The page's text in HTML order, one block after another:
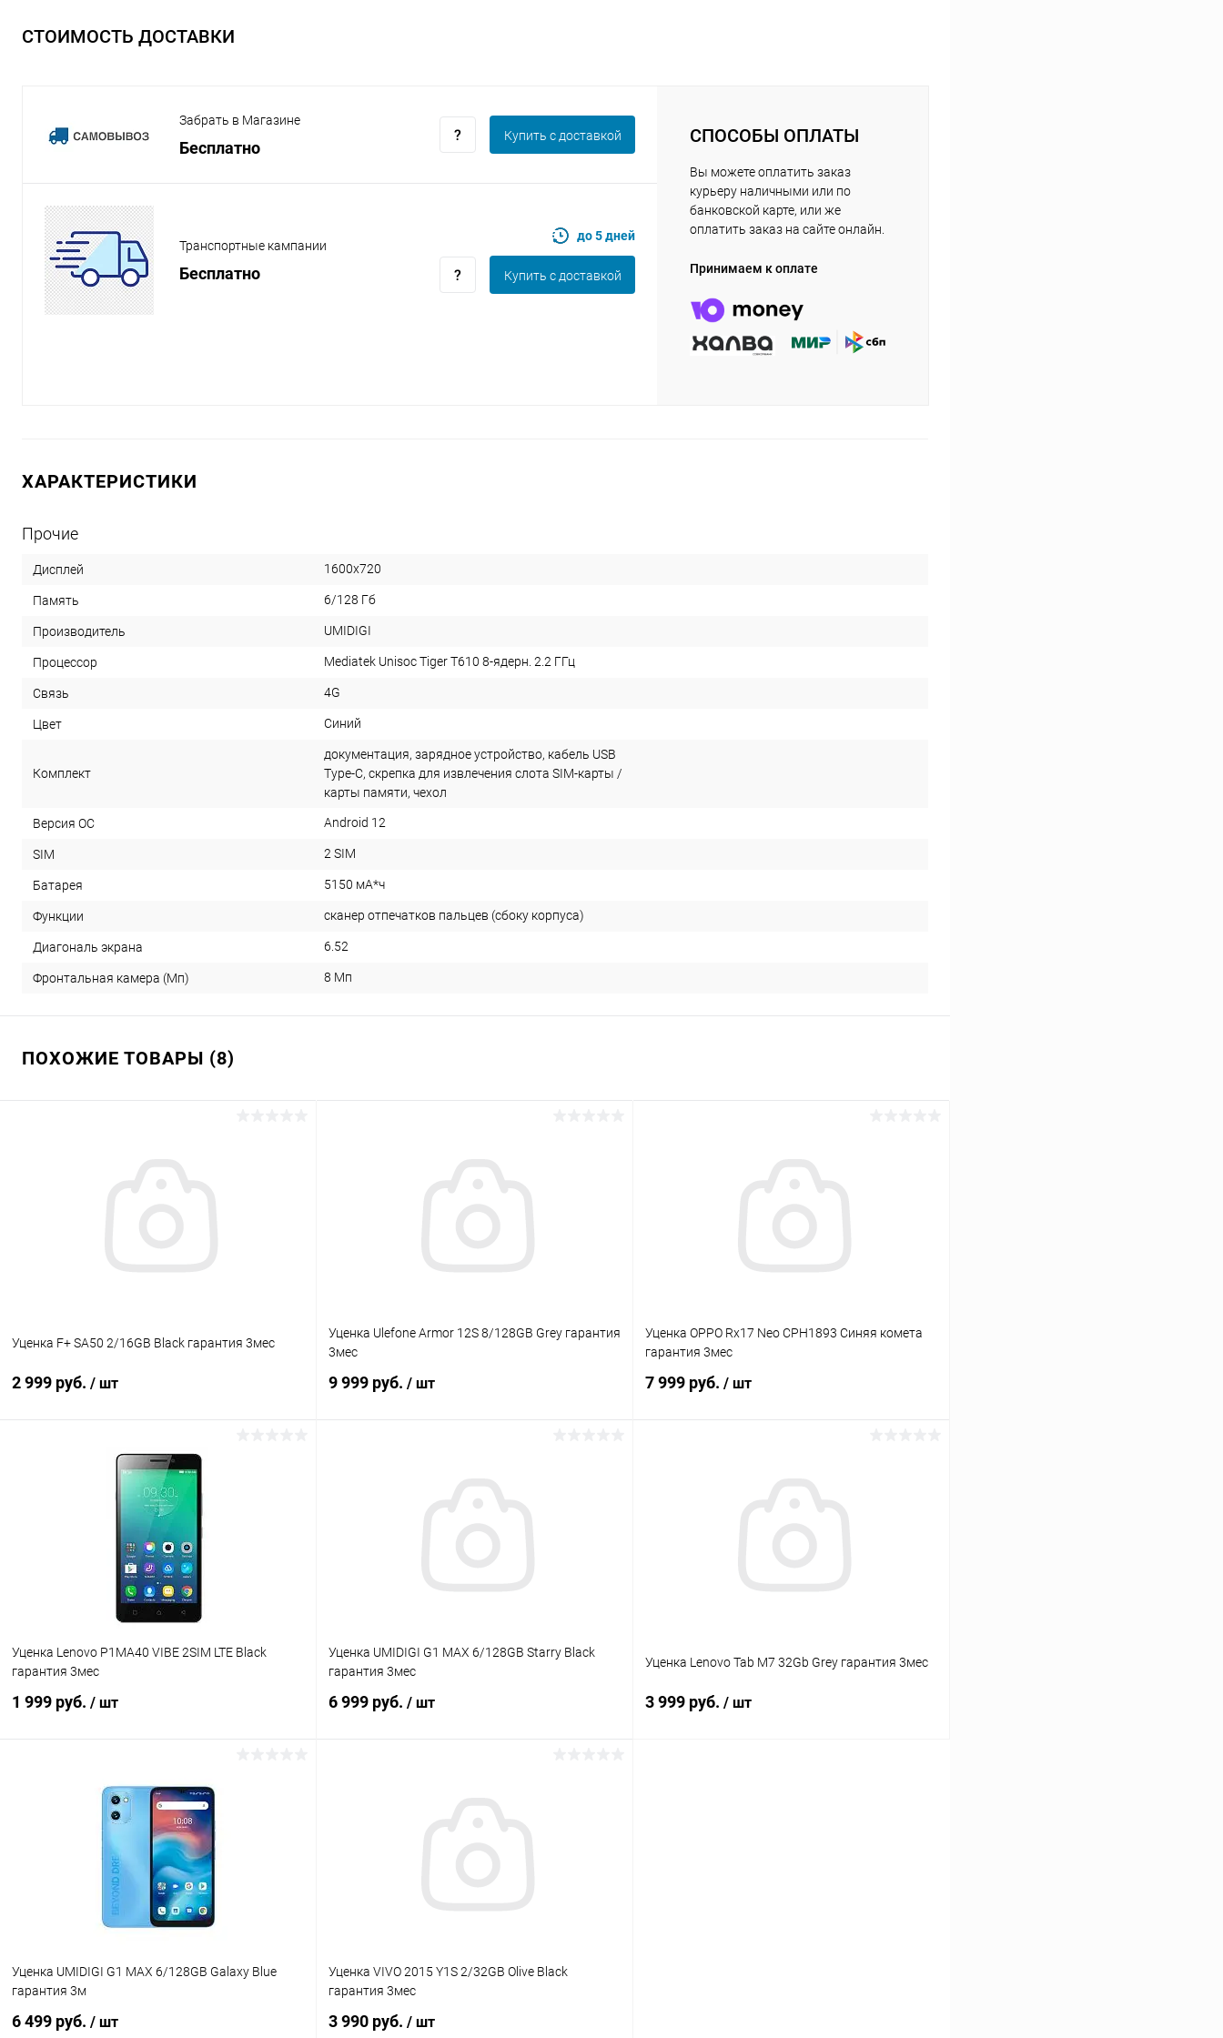
СТОИМОСТЬ ДОСТАВКИ
Забрать в Магазине
Бесплатно
Купить c доставкой
Транспортные кампании
Бесплатно
до 5 дней
Купить c доставкой
СПОСОБЫ ОПЛАТЫ
Вы можете оплатить заказ
курьеру наличными или по
банковской карте, или же
оплатить заказ на сайте онлайн.
Принимаем к оплате
ХАРАКТЕРИСТИКИ
Прочие
Дисплей 1600х720
Память 6/128 Гб
Производитель UMIDIGI
Процессор Mediatek Unisoc Tiger T610 8-ядерн. 2.2 ГГц
Связь 4G
Цвет Синий
Комплект
документация, зарядное устройство, кабель USB
Type-C, скрепка для извлечения слота SIM-карты /
карты памяти, чехол
Версия ОС Android 12
SIM 2 SIM
Батарея 5150 мА*ч
Функции сканер отпечатков пальцев (сбоку корпуса)
Диагональ экрана 6.52
Фронтальная камера (Мп) 8 Мп
ПОХОЖИЕ ТОВАРЫ (8)
Уценка F+ SA50 2/16GB Black гарантия 3мес
2 999 руб. / шт
В корзину
Под заказ
Уценка Ulefone Armor 12S 8/128GB Grey гарантия
3мес
9 999 руб. / шт
Уценка OPPO Rx17 Neo CPH1893 Синяя комета
гарантия 3мес
7 999 руб. / шт
Уценка Lenovo P1MA40 VIBE 2SIM LTE Black
гарантия 3мес
1 999 руб. / шт
К сравнению
Под заказ
Уценка UMIDIGI G1 MAX 6/128GB Starry Black
гарантия 3мес
6 999 руб. / шт
Уценка Lenovo Tab M7 32Gb Grey гарантия 3мес
3 999 руб. / шт
Уценка UMIDIGI G1 MAX 6/128GB Galaxy Blue
гарантия 3м
6 499 руб. / шт
Уценка VIVO 2015 Y1S 2/32GB Olive Black
гарантия 3мес
3 990 руб. / шт
с вашей картыпо25%каждые 2 недели
раз в 2